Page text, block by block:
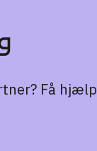
Få hjælp